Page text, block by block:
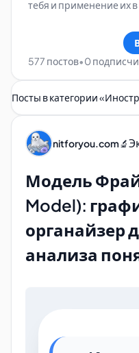
тебя и применение их
577 постов•0
Посты в категории «
nitforyou.com🔬
Модель
Model):
органайзер
анализа